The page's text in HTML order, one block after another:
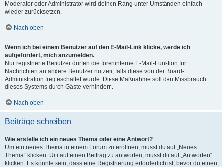
Moderator oder Administrator wird deinen Rang unter Umständen einfach
wieder zurücksetzen.
Nach oben
Wenn ich bei einem Benutzer auf den E-Mail-Link klicke, werde ich
aufgefordert, mich anzumelden.
Nur registrierte Benutzer dürfen die foreninterne E-Mail-Funktion für
Nachrichten an andere Benutzer nutzen, falls diese von der Board-
Administration freigeschaltet wurde. Diese Maßnahme soll den Missbrauch
dieses Systems durch Gäste verhindern.
Nach oben
Beiträge schreiben
Wie erstelle ich ein neues Thema oder eine Antwort?
Um ein neues Thema in einem Forum zu eröffnen, musst du auf „Neues
Thema“ klicken. Um auf einen Beitrag zu antworten, musst du auf „Antworten“
klicken. Es könnte sein, dass eine Registrierung erforderlich ist, bevor du einen